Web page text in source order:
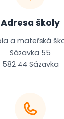
Adresa školy
a mateřská
Sázavka 55
582 44 Sázavka